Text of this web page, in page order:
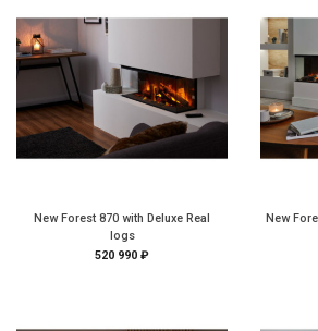
New Forest 870 with Deluxe Real
logs
520 990 ₽
New